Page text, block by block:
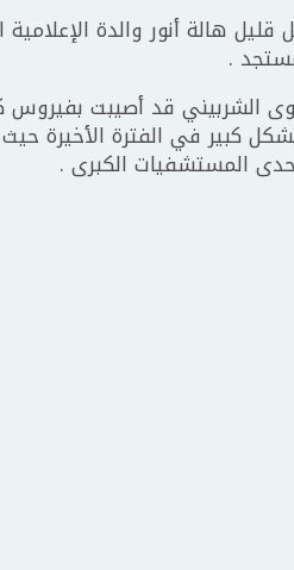
قليل هالة أنور والدة
.
الشربيني قد أصيبت بفيروس
كبير في الفترة الأخيرة
المستشفيات الكبرى .